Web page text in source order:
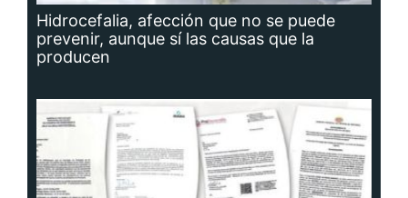
Hidrocefalia, afección que no se puede
prevenir, aunque sí las causas que la
producen